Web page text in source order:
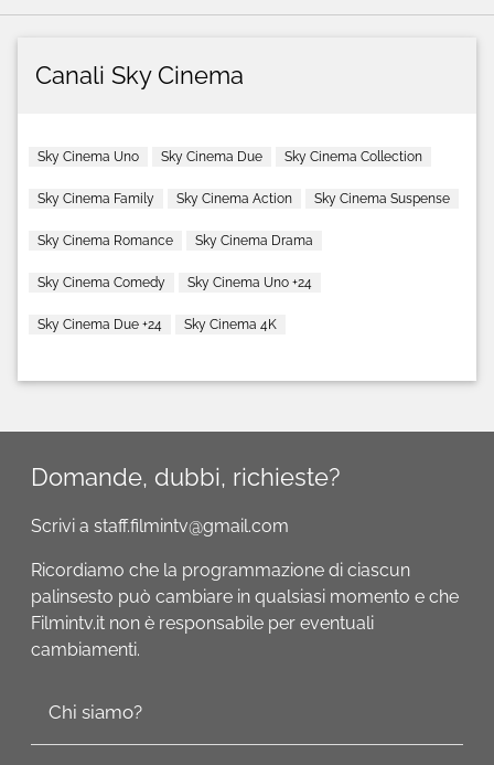
Canali Sky Cinema
Sky Cinema Uno Sky Cinema Due Sky Cinema Collection
Sky Cinema Family Sky Cinema Action Sky Cinema Suspense
Sky Cinema Romance Sky Cinema Drama
Sky Cinema Comedy Sky Cinema Uno +24
Sky Cinema Due +24 Sky Cinema 4K
Domande, dubbi, richieste?
Scrivi a staff.filmintv@gmail.com
Ricordiamo che la programmazione di ciascun
palinsesto può cambiare in qualsiasi momento e che
Filmintv.it non è responsabile per eventuali
cambiamenti.
Chi siamo?